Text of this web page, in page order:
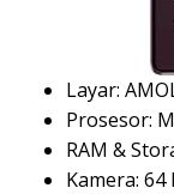
Layar:
Prosesor:
RAM &
Kamera: